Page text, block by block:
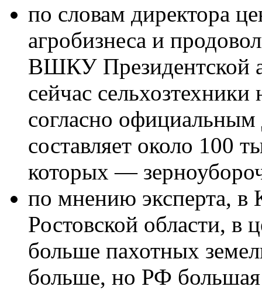
по словам директора
агробизнеса и
ВШКУ Президентской
сейчас сельхозтехники
согласно
составляет около 100
которых —
по мнению эксперта, в
Ростовской области, в
больше пахотных
больше, но РФ большая